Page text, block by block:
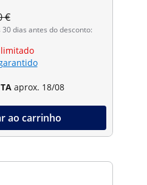
€
dias antes do desconto:
aprox. 18/08
ao carrinho